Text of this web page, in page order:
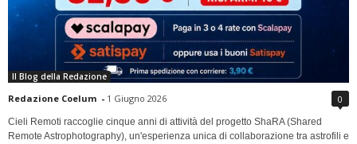
Il Blog della Redazione
Redazione Coelum - 1 Giugno 2026 0
Cieli Remoti raccoglie cinque anni di attività del progetto ShaRA (Shared
Remote Astrophotography), un'esperienza unica di collaborazione tra astrofili e